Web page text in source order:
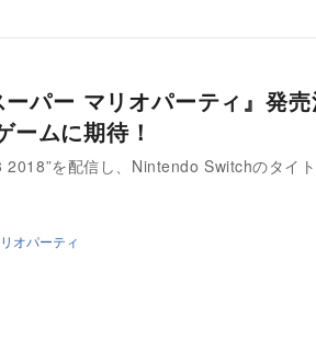
パー マリオパーティ』発
ムに期待！
を配信し、Nintendo Switchのタイ
オパーティ